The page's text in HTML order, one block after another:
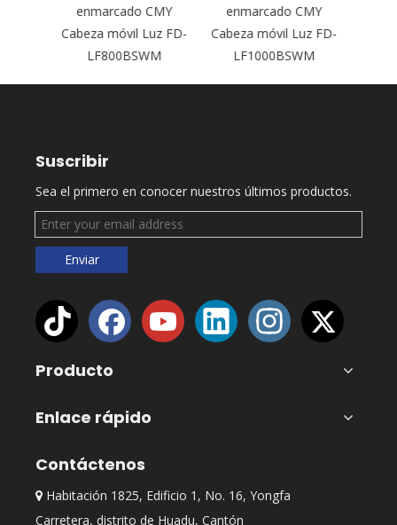
enmarcado CMY
Cabeza móvil Luz FD-
LF800BSWM
enmarcado CMY
Cabeza móvil Luz FD-
LF1000BSWM
Suscribir
Sea el primero en conocer nuestros últimos productos.
Enviar
Producto
Enlace rápido
Contáctenos
 Habitación 1825, Edificio 1, No. 16, Yongfa
Carretera, distrito de Huadu, Cantón